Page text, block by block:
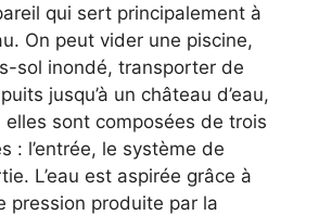
qui sert principalement à
On peut vider une piscine,
sol inondé, transporter de
jusqu’à un château d’eau,
elles sont composées de trois
: l’entrée, le système de
L’eau est aspirée grâce à
pression produite par la